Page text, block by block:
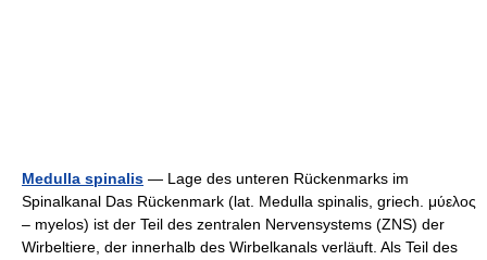
Medulla spinalis — Lage des unteren Rückenmarks im
Spinalkanal Das Rückenmark (lat. Medulla spinalis, griech. μύελος
– myelos) ist der Teil des zentralen Nervensystems (ZNS) der
Wirbeltiere, der innerhalb des Wirbelkanals verläuft. Als Teil des